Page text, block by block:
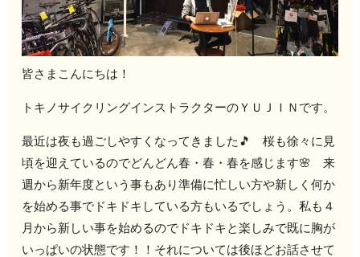
皆さまこんにちは！
トキノサイクリングインストラクターのＹＵＪＩＮです。
最近は夜も過ごしやすくなってきました🎵 桜も徐々に見
頃を迎えているのでどんどん春・春・春を感じます🌸 来
週から新年度という事もあり準備に忙しい方や新しく何か
を始める事でドキドキしている方もいるでしょう。私も４
月から新しい事を始めるのでドキドキと楽しみで既に胸が
いっぱいの状態です！！それについては後ほどお話させて